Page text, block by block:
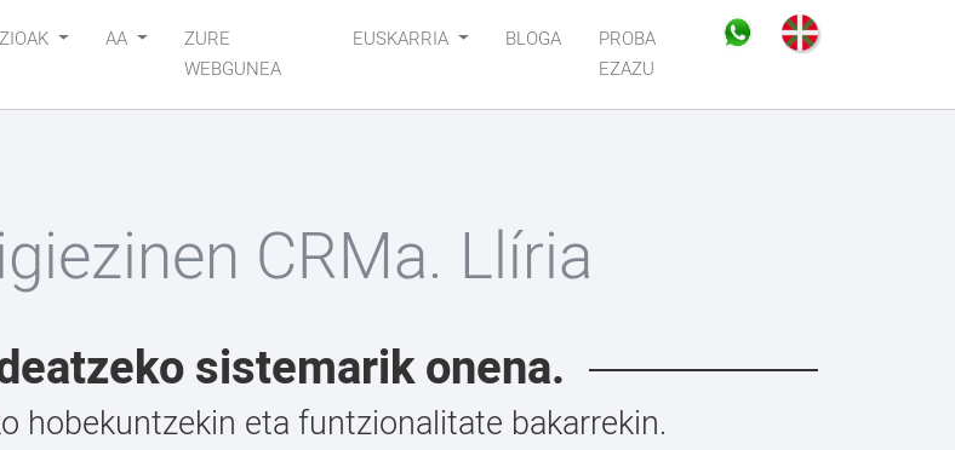
AA
ZURE
WEBGUNEA
EUSKARRIA BLOGA
PROBA
EZAZU
CRMa. Llíria
sistemarik onena.
hobekuntzekin eta funtzionalitate bakarrekin.